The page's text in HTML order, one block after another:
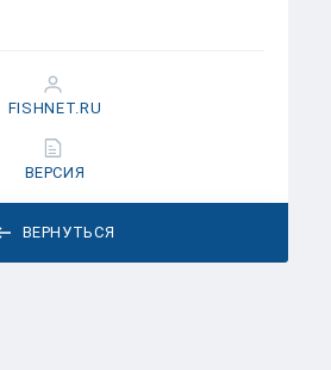
ВЕРНУТЬСЯ
FISHNET.RU
ВЕРСИЯ